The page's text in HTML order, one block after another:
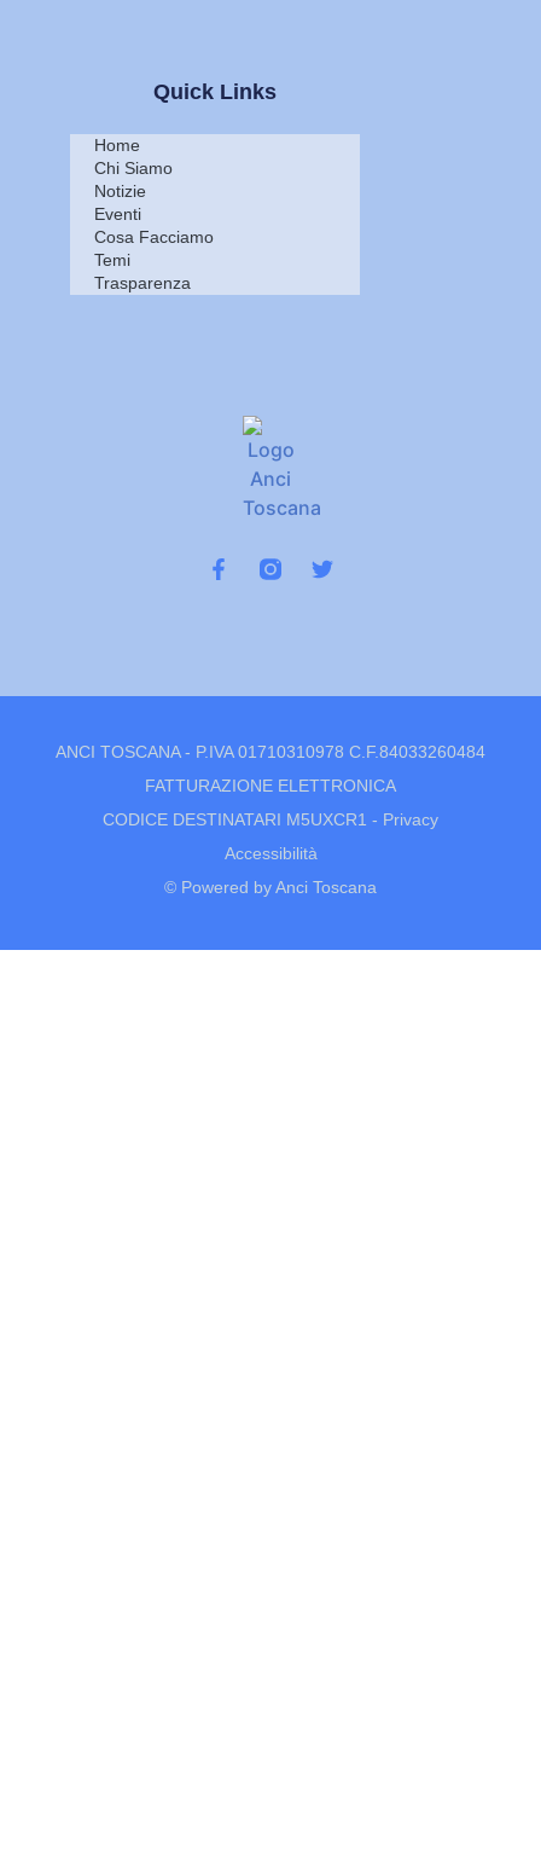
Quick Links
Home
Chi Siamo
Notizie
Eventi
Cosa Facciamo
Temi
Trasparenza
ANCI TOSCANA - P.IVA 01710310978 C.F.84033260484
FATTURAZIONE ELETTRONICA
CODICE DESTINATARI M5UXCR1 - Privacy
Accessibilità
© Powered by Anci Toscana